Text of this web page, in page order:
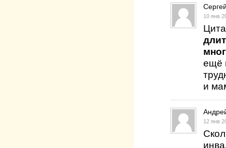
10 янв
ещё
и
12 янв